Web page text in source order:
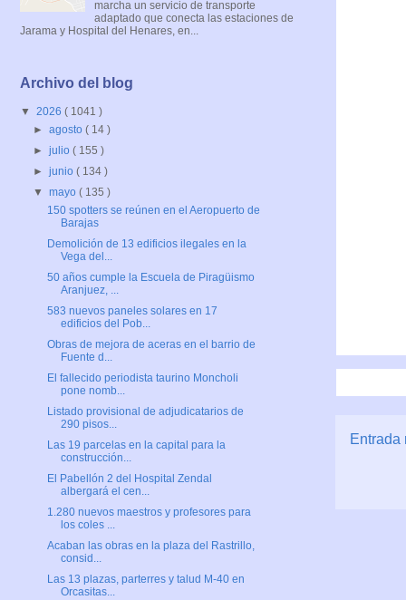
Entrada
marcha un servicio de transporte
adaptado que conecta las estaciones de
Jarama y Hospital del Henares, en...
Archivo del blog
▼ 2026 ( 1041 )
►agosto( 14 )
►julio( 155 )
►junio( 134 )
▼mayo( 135 )
150 spotters se reúnen en el Aeropuerto de
Barajas
Demolición de 13 edificios ilegales en la
Vega del...
50 años cumple la Escuela de Piragüismo
Aranjuez, ...
583 nuevos paneles solares en 17
edificios del Pob...
Obras de mejora de aceras en el barrio de
Fuente d...
El fallecido periodista taurino Moncholi
pone nomb...
Listado provisional de adjudicatarios de
290 pisos...
Las 19 parcelas en la capital para la
construcción...
El Pabellón 2 del Hospital Zendal
albergará el cen...
1.280 nuevos maestros y profesores para
los coles ...
Acaban las obras en la plaza del Rastrillo,
consid...
Las 13 plazas, parterres y talud M-40 en
Orcasitas...